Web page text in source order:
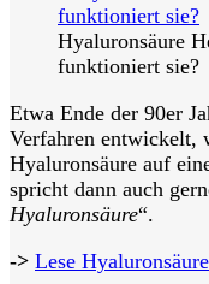
Hyaluronsäure
funktioniert sie?
Etwa Ende der 90er
Verfahren entwickelt,
Hyaluronsäure auf
spricht dann auch
Hyaluronsäure“.
-> Lese